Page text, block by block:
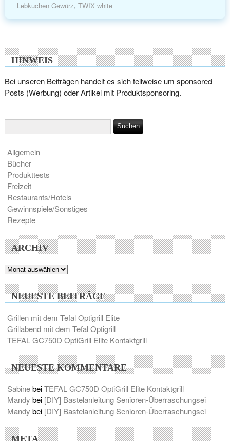
Lebkuchen Gewürz, TWIX white
HINWEIS
Bei unseren Beiträgen handelt es sich teilweise um sponsored
Posts (Werbung) oder Artikel mit Produktsponsoring.
Allgemein
Bücher
Produkttests
Freizeit
Restaurants/Hotels
Gewinnspiele/Sonstiges
Rezepte
ARCHIV
Archiv
NEUESTE BEITRÄGE
Grillen mit dem Tefal Optigrill Elite
Grillabend mit dem Tefal Optigrill
TEFAL GC750D OptiGrill Elite Kontaktgrill
NEUESTE KOMMENTARE
SabinebeiTEFAL GC750D OptiGrill Elite Kontaktgrill
Mandy bei [DIY] Bastelanleitung Senioren-Überraschungsei
Mandy bei [DIY] Bastelanleitung Senioren-Überraschungsei